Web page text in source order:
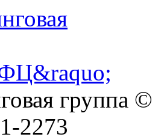
группа ©
2273